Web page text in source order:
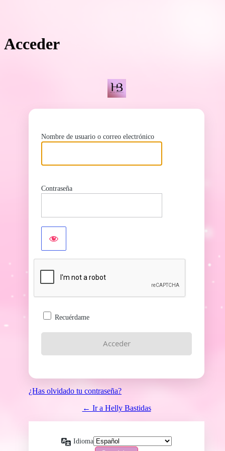
Acceder
Nombre de usuario o correo electrónico
Contraseña
Recuérdame
¿Has olvidado tu contraseña?
← Ir a Helly Bastidas
Idioma